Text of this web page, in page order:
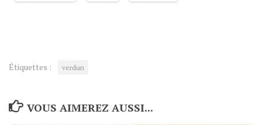
Étiquettes : verdun
VOUS AIMEREZ AUSSI...